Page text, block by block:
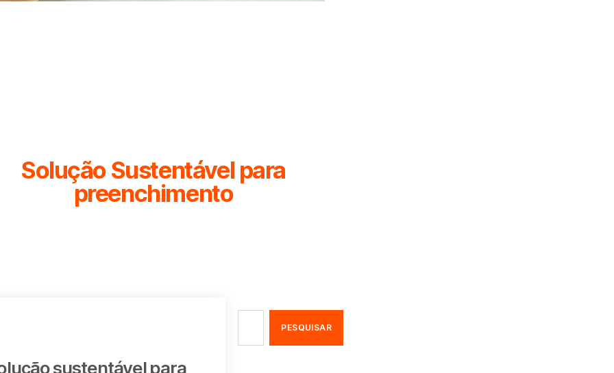
Solução Sustentável para
preenchimento
sustentável para